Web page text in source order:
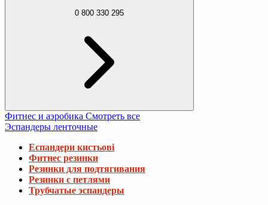
0 800 330 295
Фитнес и аэробика Смотреть все
Эспандеры ленточные
Еспандери кистьові
Фитнес резинки
Резинки для подтягивания
Резинки с петлями
Трубчатые эспандеры